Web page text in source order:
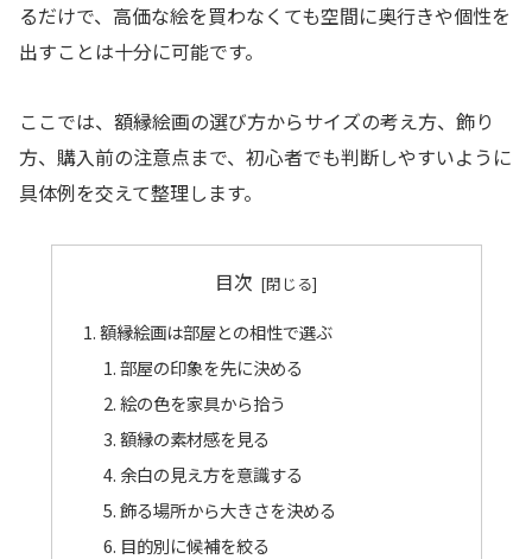
るだけで、高価な絵を買わなくても空間に奥行きや個性を
出すことは十分に可能です。
ここでは、額縁絵画の選び方からサイズの考え方、飾り
方、購入前の注意点まで、初心者でも判断しやすいように
具体例を交えて整理します。
目次
額縁絵画は部屋との相性で選ぶ
部屋の印象を先に決める
絵の色を家具から拾う
額縁の素材感を見る
余白の見え方を意識する
飾る場所から大きさを決める
目的別に候補を絞る